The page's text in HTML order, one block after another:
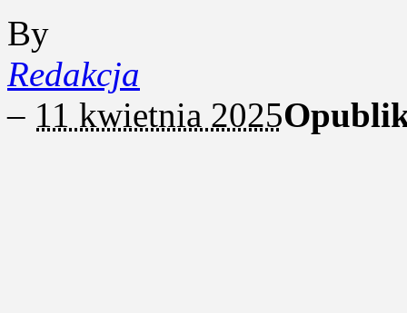
By
Redakcja
– 11 kwietnia 2025